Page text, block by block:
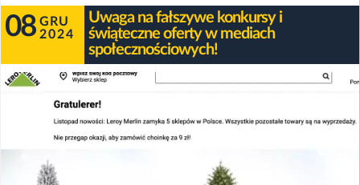
08 GRU
2024
Uwaga na fałszywe konkursy i
świąteczne oferty w mediach
społecznościowych!